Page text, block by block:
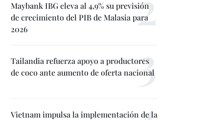
Maybank IBG eleva al 4,9% su previsión
de crecimiento del PIB de Malasia para
2026
Tailandia refuerza apoyo a productores
de coco ante aumento de oferta nacional
Vietnam impulsa la implementación de la